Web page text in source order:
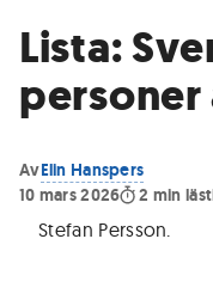
Lista:
personer
AvElin Hanspers
10 mars 2026
2 min
Stefan Persson.